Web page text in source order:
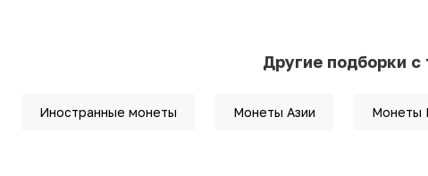
Другие подборки с
Иностранные монеты Монеты Азии Монеты